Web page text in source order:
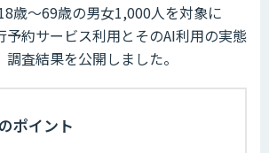
歳～69歳の男女1,000人を対象に
予約サービス利用とそのAI利用の実態
査結果を公開しました。
ポイント